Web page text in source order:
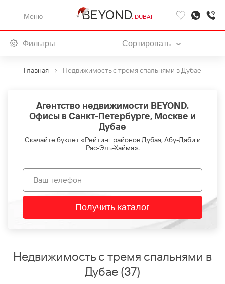
Меню DUBAI
Фильтры Сортировать
Главная Недвижимость с тремя спальнями в Дубае
Агентство недвижимости BEYOND.
Офисы в Санкт-Петербурге, Москве и
Дубае
Скачайте буклет «Рейтинг районов Дубая, Абу-Даби и
Рас-Эль-Хайма».
Получить каталог
Недвижимость с тремя спальнями в
Дубае (37)